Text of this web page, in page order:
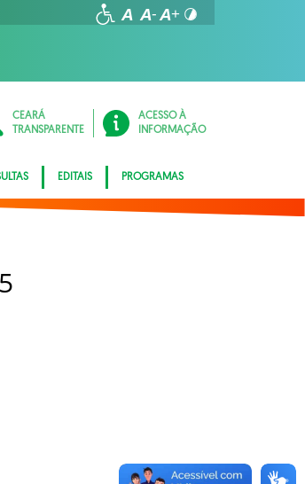
CEARÁ
TRANSPARENTE
ACESSO À
INFORMAÇÃO
EDITAIS PROGRAMAS